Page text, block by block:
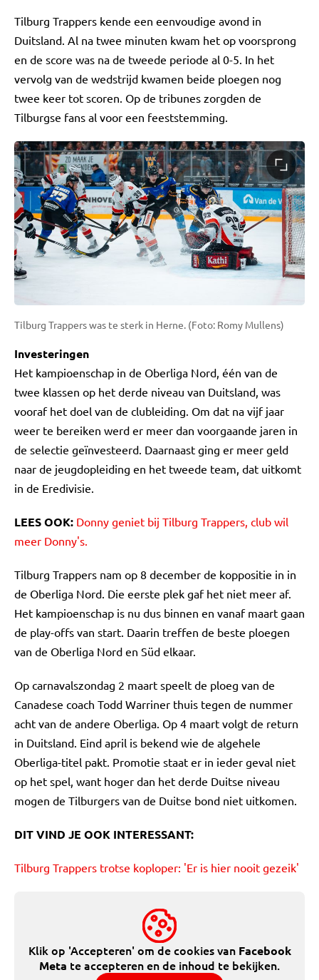
Tilburg Trappers kende een eenvoudige avond in
Duitsland. Al na twee minuten kwam het op voorsprong
en de score was na de tweede periode al 0-5. In het
vervolg van de wedstrijd kwamen beide ploegen nog
twee keer tot scoren. Op de tribunes zorgden de
Tilburgse fans al voor een feeststemming.
Tilburg Trappers was te sterk in Herne. (Foto: Romy Mullens)
Investeringen
Het kampioenschap in de Oberliga Nord, één van de
twee klassen op het derde niveau van Duitsland, was
vooraf het doel van de clubleiding. Om dat na vijf jaar
weer te bereiken werd er meer dan voorgaande jaren in
de selectie geïnvesteerd. Daarnaast ging er meer geld
naar de jeugdopleiding en het tweede team, dat uitkomt
in de Eredivisie.
LEES OOK: Donny geniet bij Tilburg Trappers, club wil
meer Donny's.
Tilburg Trappers nam op 8 december de koppositie in in
de Oberliga Nord. Die eerste plek gaf het niet meer af.
Het kampioenschap is nu dus binnen en vanaf maart gaan
de play-offs van start. Daarin treffen de beste ploegen
van de Oberliga Nord en Süd elkaar.
Op carnavalszondag 2 maart speelt de ploeg van de
Canadese coach Todd Warriner thuis tegen de nummer
acht van de andere Oberliga. Op 4 maart volgt de return
in Duitsland. Eind april is bekend wie de algehele
Oberliga-titel pakt. Promotie staat er in ieder geval niet
op het spel, want hoger dan het derde Duitse niveau
mogen de Tilburgers van de Duitse bond niet uitkomen.
DIT VIND JE OOK INTERESSANT:
Tilburg Trappers trotse koploper: 'Er is hier nooit gezeik'
Klik op 'Accepteren' om de cookies van Facebook
Meta te accepteren en de inhoud te bekijken.